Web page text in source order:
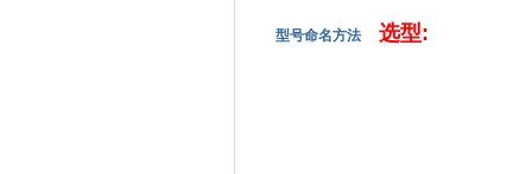
型号命名方法 选型: